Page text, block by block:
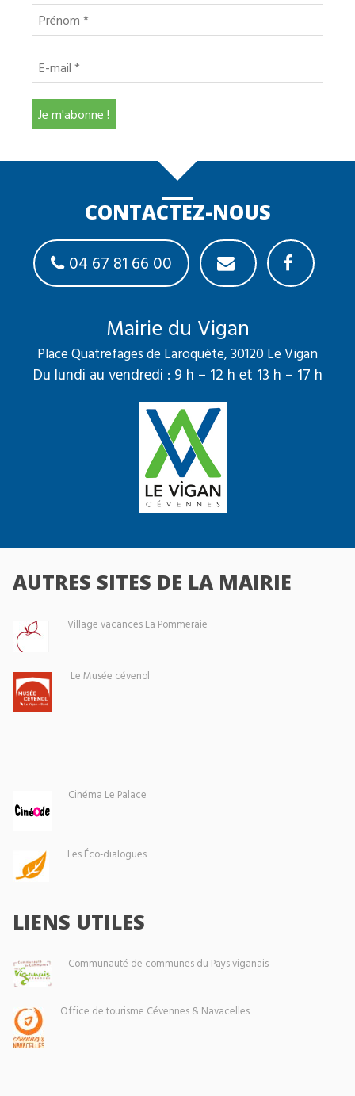
CONTACTEZ-NOUS
04 67 81 66 00
Mairie du Vigan
Place Quatrefages de Laroquète, 30120 Le Vigan
Du lundi au vendredi : 9 h – 12 h et 13 h – 17 h
AUTRES SITES DE LA MAIRIE
Village vacances La Pommeraie
Le Musée cévenol
Cinéma Le Palace
Les Éco-dialogues
LIENS UTILES
Communauté de communes du Pays viganais
Office de tourisme Cévennes & Navacelles